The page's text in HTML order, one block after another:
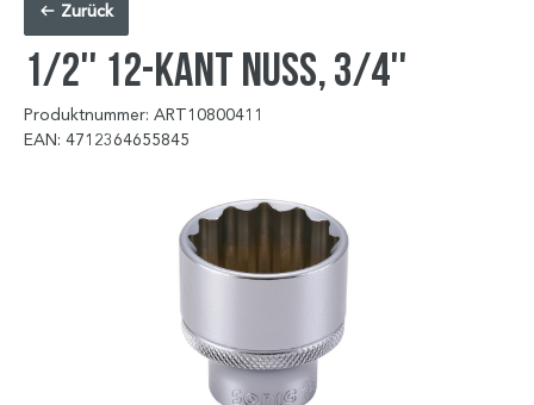
Zurück
1/2'' 12-kant Nuss, 3/4''
Produktnummer: ART10800411
EAN: 4712364655845